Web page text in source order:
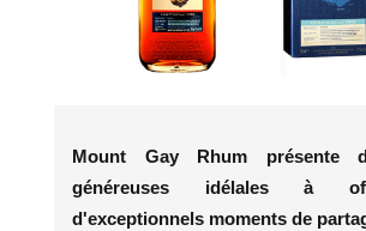
Mount Gay Rhum présente
généreuses idélales à
d'exceptionnels moments de